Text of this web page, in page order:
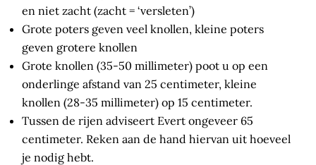
en niet zacht (zacht = ‘versleten’)
Grote poters geven veel knollen, kleine poters
geven grotere knollen
Grote knollen (35-50 millimeter) poot u op een
onderlinge afstand van 25 centimeter, kleine
knollen (28-35 millimeter) op 15 centimeter.
Tussen de rijen adviseert Evert ongeveer 65
centimeter. Reken aan de hand hiervan uit hoeveel
je nodig hebt.